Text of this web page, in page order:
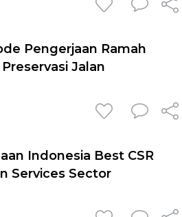
Pengerjaan Ramah
Jalan
Indonesia Best CSR
Services Sector